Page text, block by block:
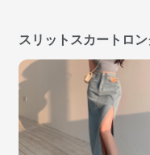
スリットスカートロ